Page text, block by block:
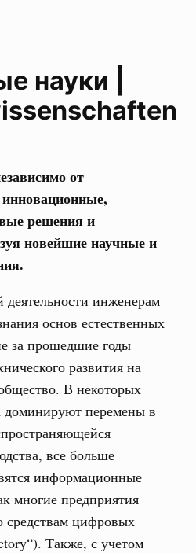
науки |
от
решения и
новейшие научные и
инженерам
основ естественных
за прошедшие годы
развития на
В некоторых
доминируют перемены в
все больше
информационные
многие предприятия
средствам цифровых
Также, с учетом